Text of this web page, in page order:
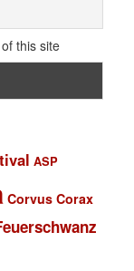
this site
ASP
Corvus Corax